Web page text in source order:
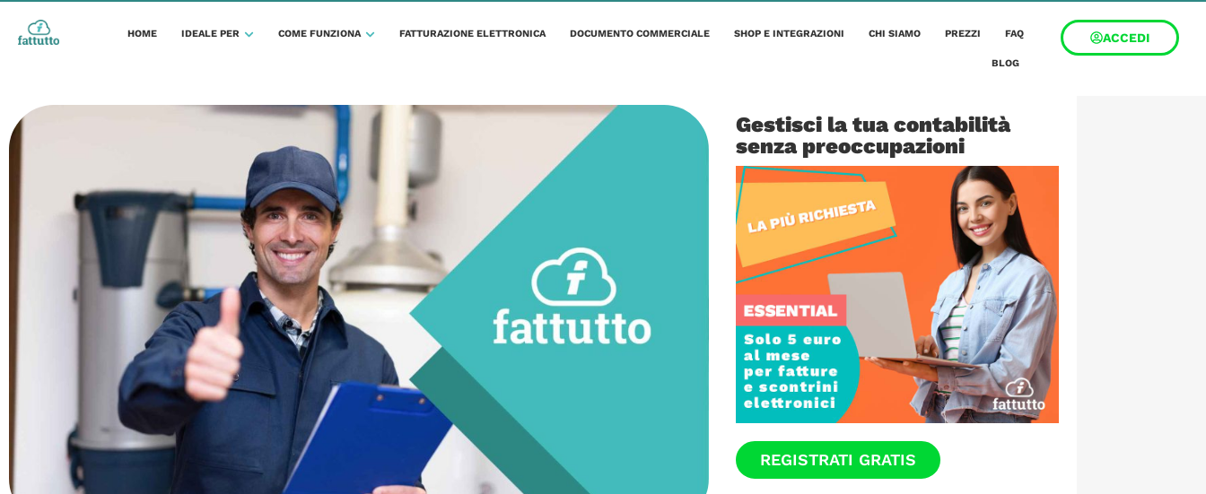
HOME IDEALE PER COME FUNZIONA FATTURAZIONE ELETTRONICA DOCUMENTO COMMERCIALE SHOP E INTEGRAZIONI CHI SIAMO PREZZI FAQ
BLOG
ACCEDI
Gestisci la tua contabilità
senza preoccupazioni
REGISTRATI GRATIS